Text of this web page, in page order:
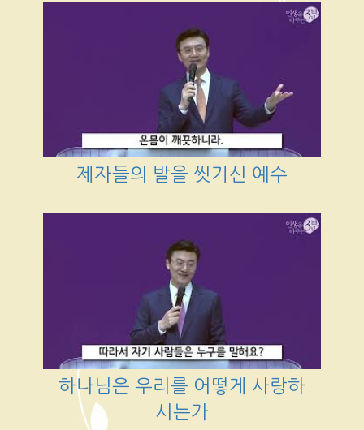
제자들의 발을 씻기신 예수
하나님은 우리를 어떻게 사랑하
시는가